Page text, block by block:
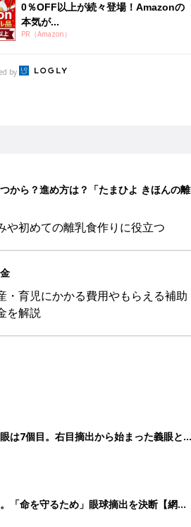
0％OFF以上が続々登場！Amazonの
本気が...
PR（Amazon）
by
から？進め方は？「たまひよ きほんの離
や初めての離乳食作りに役立つ
・育児にかかる費用やもらえる補助
を解説
は7個目。右目摘出から始まった義眼と
「命を守るため」眼球摘出を決断【網膜